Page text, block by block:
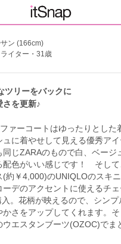
ン (166cm)
イター・31歳
ツリーをバックに
さを更新♪
ファーコートはゆったりとした
ュに着やせして見える優秀ア
じZARAのもので白、ベージ
配色がいい感じです！ そして
(約￥4,000)のUNIQLOのスキ
ーデのアクセントに使えるチ
。花柄が映えるので、シン
かさをアップしてくれます。
ウエスタンブーツ(OZOC)でま